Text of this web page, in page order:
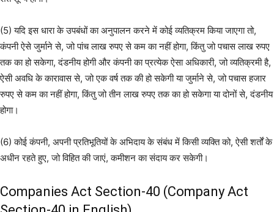
(5) यदि इस धारा के उपबंधों का अनुपालन करने में कोई व्यतिक्रम किया जाएगा तो,
कंपनी ऐसे जुर्माने से, जो पांच लाख रुपए से कम का नहीं होगा, किंतु जो पचास लाख रुपए
तक का हो सकेगा, दंडनीय होगी और कंपनी का प्रत्येक ऐसा अधिकारी, जो व्यतिक्रमी है,
ऐसी अवधि के कारावास से, जो एक वर्ष तक की हो सकेगी या जुर्माने से, जो पचास हजार
रुपए से कम का नहीं होगा, किंतु जो तीन लाख रुपए तक का हो सकेगा या दोनों से, दंडनीय
होगा।
(6) कोई कंपनी, अपनी प्रतिभूतियों के अभिदाय के संबंध में किसी व्यक्ति को, ऐसी शर्तों के
अधीन रहते हुए, जो विहित की जाएं, कमीशन का संदाय कर सकेगी।
Companies Act Section-40 (Company Act